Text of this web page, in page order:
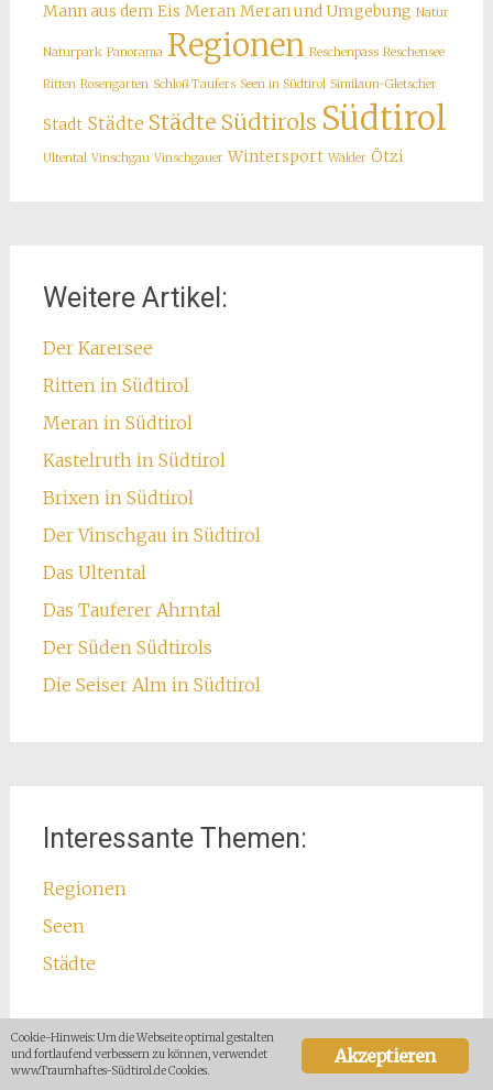
Mann aus dem Eis Meran Meran und Umgebung Natur
Naturpark Panorama Regionen Reschenpass Reschensee
Ritten Rosengarten Schloß Taufers Seen in Südtirol Similaun-Gletscher
Stadt Städte Städte Südtirols Südtirol
Ultental Vinschgau Vinschgauer Wintersport Wälder Ötzi
Weitere Artikel:
Der Karersee
Ritten in Südtirol
Meran in Südtirol
Kastelruth in Südtirol
Brixen in Südtirol
Der Vinschgau in Südtirol
Das Ultental
Das Tauferer Ahrntal
Der Süden Südtirols
Die Seiser Alm in Südtirol
Interessante Themen:
Regionen
Seen
Städte
Akzeptieren
Cookie-Hinweis: Um die Webseite optimal gestalten
und fortlaufend verbessern zu können, verwendet
www.Traumhaftes-Südtirol.de Cookies.